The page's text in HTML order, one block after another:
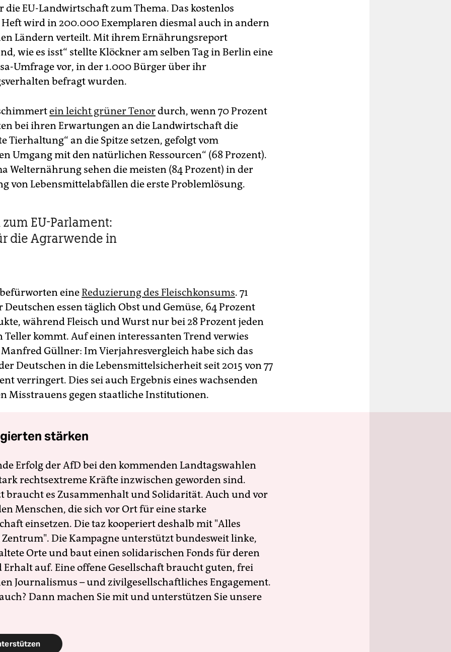
die EU-Landwirtschaft zum Thema. Das kostenlos
wird in 200.000 Exemplaren diesmal auch in andern
Ländern verteilt. Mit ihrem Ernährungsreport
wie es isst“ stellte Klöckner am selben Tag in Berlin eine
Umfrage vor, in der 1.000 Bürger über ihr
befragt wurden.
ein leicht grüner Tenordurch, wenn 70 Prozent
bei ihren Erwartungen an die Landwirtschaft die
Tierhaltung“ an die Spitze setzen, gefolgt vom
Umgang mit den natürlichen Ressourcen“ (68 Prozent).
Welternährung sehen die meisten (84 Prozent) in der
von Lebensmittelabfällen die erste Problem­lösung.
EU-Parlament:
die Agrarwende in
eineReduzierung des Fleischkonsums. 71
Deutschen essen täglich Obst und Gemüse, 64 Prozent
während Fleisch und Wurst nur bei 28 Prozent jeden
Teller kommt. Auf einen interessanten Trend verwies
Manfred Güllner: Im Vierjahresvergleich habe sich das
Deutschen in die Lebensmittelsicherheit seit 2015 von 77
verringert. Dies sei auch Ergebnis eines wachsenden
Misstrauens gegen staatliche Institutionen.
stärken
Erfolg der AfD bei den kommenden Landtagswahlen
rechtsextreme Kräfte inzwischen geworden sind.
braucht es Zusammenhalt und Solidarität. Auch und vor
Menschen, die sich vor Ort für eine starke
einsetzen. Die taz kooperiert deshalb mit "Alles
Die Kampagne unterstützt bundesweit linke,
Orte und baut einen solidarischen Fonds für deren
Erhalt auf. Eine offene Gesellschaft braucht guten, frei
Journalismus – und zivilgesellschaftliches Engagement.
Dann machen Sie mit und unterstützen Sie unsere